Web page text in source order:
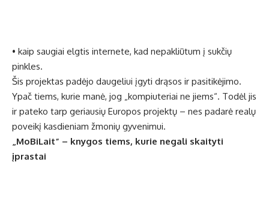
• kaip saugiai elgtis internete, kad nepakliūtum į sukčių
pinkles.
Šis projektas padėjo daugeliui įgyti drąsos ir pasitikėjimo.
Ypač tiems, kurie manė, jog „kompiuteriai ne jiems“. Todėl jis
ir pateko tarp geriausių Europos projektų – nes padarė realų
poveikį kasdieniam žmonių gyvenimui.
„MoBiLait“ – knygos tiems, kurie negali skaityti
įprastai